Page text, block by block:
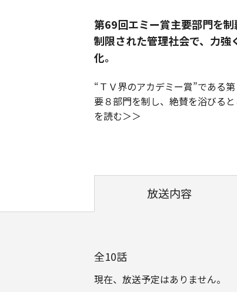
第69回エミー賞主要部門を
制限された管理社会で、力強
化。
“ＴＶ界のアカデミー賞”である
要８部門を制し、絶賛を浴びる
を読む
放送内容
全10話
現在、放送予定はありません。